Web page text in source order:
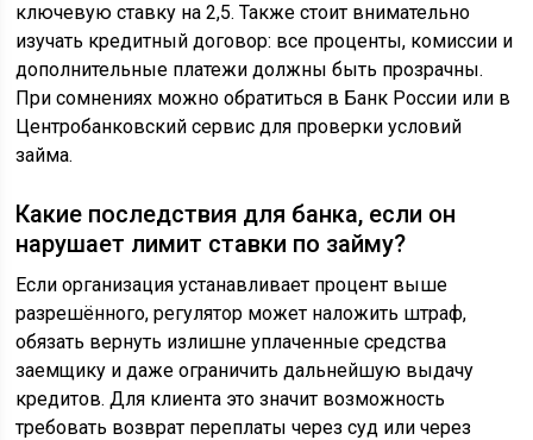
ключевую ставку на 2,5. Также стоит внимательно
изучать кредитный договор: все проценты, комиссии и
дополнительные платежи должны быть прозрачны.
При сомнениях можно обратиться в Банк России или в
Центробанковский сервис для проверки условий
займа.
Какие последствия для банка, если он
нарушает лимит ставки по займу?
Если организация устанавливает процент выше
разрешённого, регулятор может наложить штраф,
обязать вернуть излишне уплаченные средства
заемщику и даже ограничить дальнейшую выдачу
кредитов. Для клиента это значит возможность
требовать возврат переплаты через суд или через